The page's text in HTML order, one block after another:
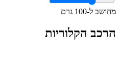
מחושב ל-100 גרם
הרכב הקלוריות